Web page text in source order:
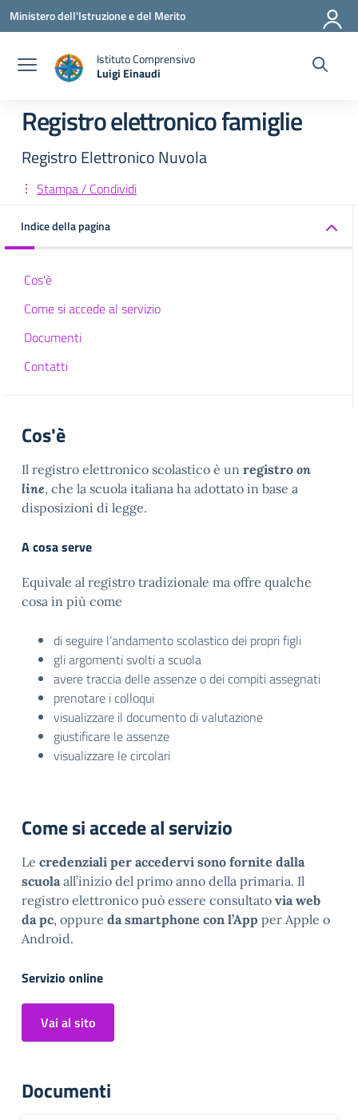
Vai ai contenuti
Vai al menu di navigazione
Vai al footer
Ministero dell'Istruzione e del Merito
Istituto Comprensivo
Luigi Einaudi
— Visita la pagina iniziale della scuola
Registro elettronico famiglie
Registro Elettronico Nuvola
Stampa / Condividi
Indice della pagina
Cos'è
Come si accede al servizio
Documenti
Contatti
Cos'è
Il registro elettronico scolastico è un registro on
line, che la scuola italiana ha adottato in base a
disposizioni di legge.
A cosa serve
Equivale al registro tradizionale ma offre qualche
cosa in più come
di seguire l’andamento scolastico dei propri figli
gli argomenti svolti a scuola
avere traccia delle assenze o dei compiti assegnati
prenotare i colloqui
visualizzare il documento di valutazione
giustificare le assenze
visualizzare le circolari
Come si accede al servizio
Le credenziali per accedervi sono fornite dalla
scuolaall’inizio del primo anno della primaria. Il
registro elettronico può essere consultato via web
da pc, oppure da smartphone con l’App per Apple o
Android.
Servizio online
Vai al sito
Documenti